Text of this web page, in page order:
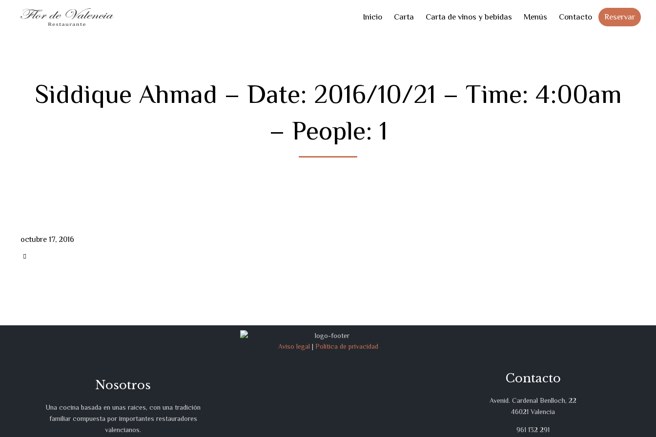
Inicio Carta Carta de vinos y bebidas Menús Contacto Reservar
Siddique Ahmad – Date: 2016/10/21 – Time: 4:00am
– People: 1
octubre 17, 2016

Nosotros
Una cocina basada en unas raíces, con una tradición
familiar compuesta por importantes restauradores
valencianos.
Aviso legal | Política de privacidad
Contacto
Avenid. Cardenal Benlloch, 22
46021 Valencia
961 132 291